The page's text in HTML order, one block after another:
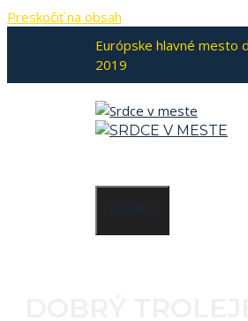
Preskočiť na obsah
Európske hlavné mesto
2019
MENU